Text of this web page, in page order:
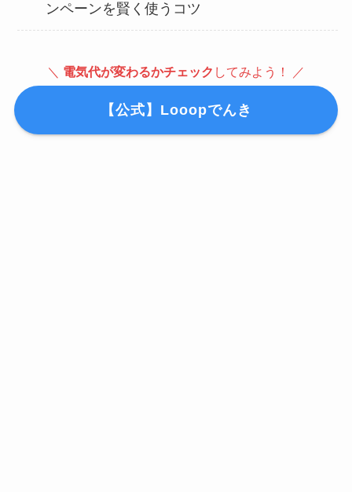
ンペーンを賢く使うコツ
＼ 電気代が変わるかチェック してみよう！ ／
【公式】Looopでんき